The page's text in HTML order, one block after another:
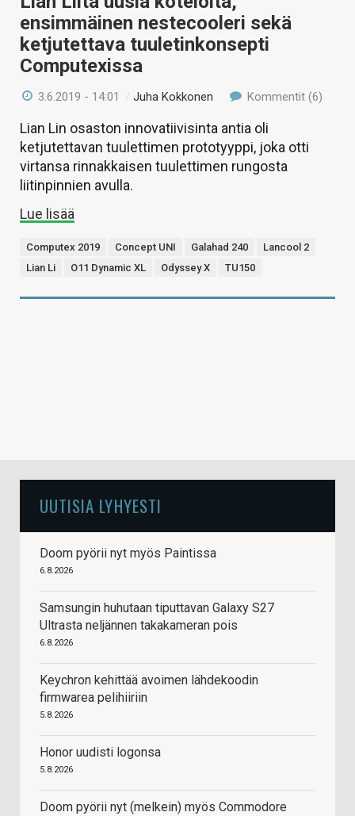
ensimmäinen nestecooleri sekä
ketjutettava tuuletinkonsepti
Computexissa
3.6.2019 - 14:01 /Juha Kokkonen Kommentit (6)
Lian Lin osaston innovatiivisinta antia oli
ketjutettavan tuulettimen prototyyppi, joka otti
virtansa rinnakkaisen tuulettimen rungosta
liitinpinnien avulla.
Lue lisää
Computex 2019 Concept UNI Galahad 240
Lancool 2
Lian Li
O11 Dynamic XL Odyssey X TU150
UUTISIA LYHYESTI
Doom pyörii nyt myös Paintissa
6.8.2026
Samsungin huhutaan tiputtavan Galaxy S27
Ultrasta neljännen takakameran pois
6.8.2026
Keychron kehittää avoimen lähdekoodin
firmwarea pelihiiriin
5.8.2026
Honor uudisti logonsa
5.8.2026
Doom pyörii nyt (melkein) myös Commodore